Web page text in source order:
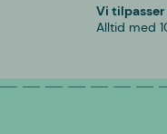
Vi
Alltid med